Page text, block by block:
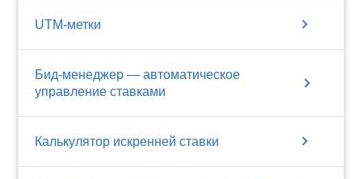
UTM-метки chevron_right
Бид-менеджер — автоматическое
управление ставками
chevron_right
Калькулятор искренней ставки chevron_right